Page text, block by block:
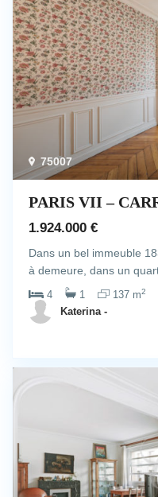
75007
PARIS VII –
1.924.000 €
Dans un bel immeuble
à demeure, dans un
4 1 137 m2
Katerina -